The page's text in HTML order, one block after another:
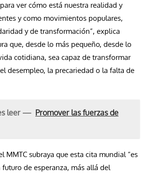
ver cómo está nuestra realidad y
y como movimientos populares,
y de transformación”, explica
que, desde lo más pequeño, desde lo
cotidiana, sea capaz de transformar
desempleo, la precariedad o la falta de
leer — Promover las fuerzas de
MMTC subraya que esta cita mundial “es
de esperanza, más allá del